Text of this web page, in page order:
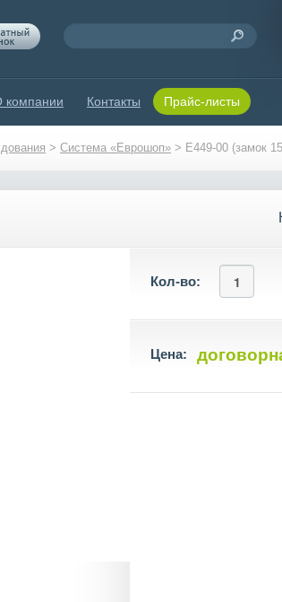
компании Контакты Прайс-листы
> Система «Еврошоп» > E449-00 (замок
Кол-во:
Цена: